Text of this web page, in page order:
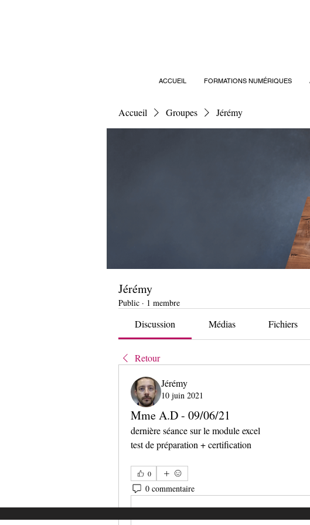
ACCUEIL FORMATIONS NUMÉRIQUES
Accueil Groupes Jérémy
Jérémy
Public · 1 membre
Discussion Médias Fichiers
Retour
Jérémy
10 juin 2021
Mme A.D - 09/06/21
dernière séance sur le module excel
test de préparation + certification
0
0 commentaire